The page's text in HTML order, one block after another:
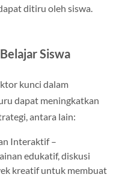
ditiru oleh siswa.
Siswa
kunci dalam
dapat meningkatkan
antara lain:
Interaktif –
edukatif, diskusi
kreatif untuk membuat